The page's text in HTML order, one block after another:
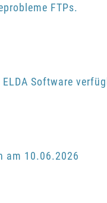
FTPs.
Software
am 10.06.2026